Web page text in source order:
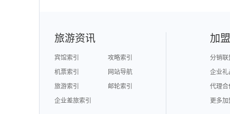
旅游资讯
宾馆索引
攻略索引
机票索引
网站导航
旅游索引
邮轮索引
企业差旅索引
加
分销联
企业礼
代理合
更多